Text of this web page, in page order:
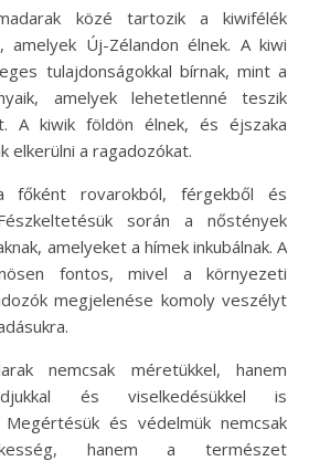
közé tartozik a kiwifélék
amelyek Új-Zélandon élnek. A kiwi
tulajdonságokkal bírnak, mint a
amelyek lehetetlenné teszik
A kiwik földön élnek, és éjszaka
elkerülni a ragadozókat.
főként rovarokból, férgekből és
során a nőstények
amelyeket a hímek inkubálnak. A
fontos, mivel a környezeti
megjelenése komoly veszélyt
nemcsak méretükkel, hanem
és viselkedésükkel is
és védelmük nemcsak
hanem a természet